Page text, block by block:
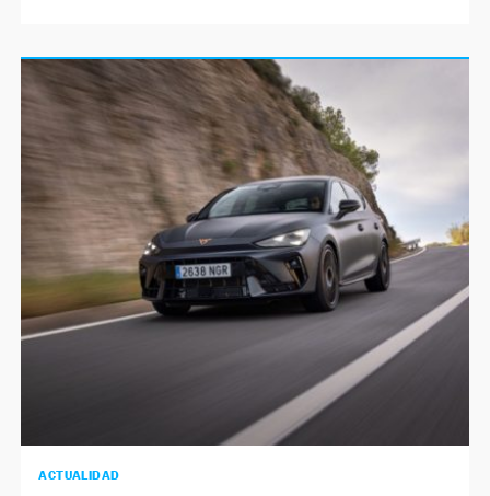
ACTUALIDAD